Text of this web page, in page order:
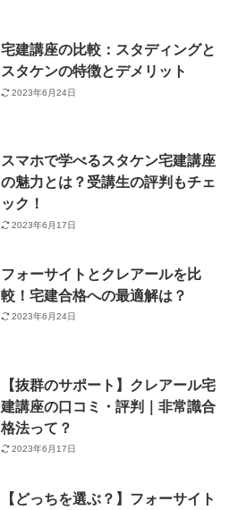
宅建講座の比較：スタディングと
スタケンの特徴とデメリット
2023年6月24日
スマホで学べるスタケン宅建講座
の魅力とは？受講生の評判もチェ
ック！
2023年6月17日
フォーサイトとクレアールを比
較！宅建合格への最適解は？
2023年6月24日
【抜群のサポート】クレアール宅
建講座の口コミ・評判｜非常識合
格法って？
2023年6月17日
【どっちを選ぶ？】フォーサイト